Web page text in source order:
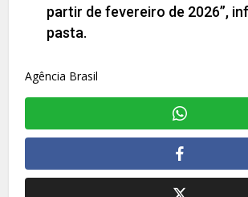
partir de fevereiro de 2026”,
pasta.
Agência Brasil